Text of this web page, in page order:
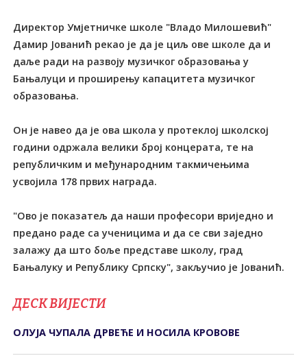
Директор Умјетничке школе "Владо Милошевић"
Дамир Јованић рекао је да је циљ ове школе да и
даље ради на развоју музичког образовања у
Бањалуци и проширењу капацитета музичког
образовања.
Он је навео да је ова школа у протеклој школској
години одржала велики број концерата, те на
републичким и међународним такмичењима
усвојила 178 првих награда.
"Ово је показатељ да наши професори вриједно и
предано раде са ученицима и да се сви заједно
залажу да што боље представе школу, град
Бањалуку и Републику Српску", закључио је Јованић.
ДЕСК ВИЈЕСТИ
ОЛУЈА ЧУПАЛА ДРВЕЋЕ И НОСИЛА КРОВОВЕ